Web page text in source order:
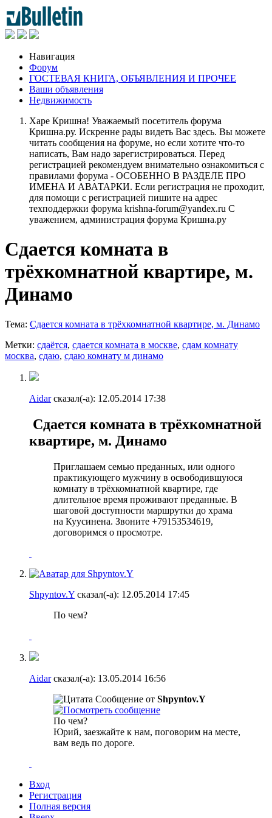
Навигация
Форум
ГОСТЕВАЯ КНИГА, ОБЪЯВЛЕНИЯ И ПРОЧЕЕ
Ваши объявления
Недвижимость
Харе Кришна! Уважаемый посетитель форума
Кришна.ру. Искренне рады видеть Вас здесь. Вы можете
читать сообщения на форуме, но если хотите что-то
написать, Вам надо зарегистрироваться. Перед
регистрацией рекомендуем внимательно ознакомиться с
правилами форума - ОСОБЕННО В РАЗДЕЛЕ ПРО
ИМЕНА И АВАТАРКИ. Если регистрация не проходит,
для помощи с регистрацией пишите на адрес
техподдержки форума krishna-forum@yandex.ru С
уважением, администрация форума Кришна.ру
Сдается комната в
трёхкомнатной квартире, м.
Динамо
Тема: Сдается комната в трёхкомнатной квартире, м. Динамо
Метки: сдаётся, сдается комната в москве, сдам комнату
москва, сдаю, сдаю комнату м динамо
Aidarсказал(-а): 12.05.2014 17:38
Сдается комната в трёхкомнатной
квартире, м. Динамо
Приглашаем семью преданных, или одного
практикующего мужчину в освободившуюся
комнату в трёхкомнатной квартире, где
длительное время проживают преданные. В
шаговой доступности маршрутки до храма
на Куусинена. Звоните +79153534619,
договоримся о просмотре.
Shpyntov.Y сказал(-а): 12.05.2014 17:45
По чем?
Aidarсказал(-а): 13.05.2014 16:56
Сообщение от Shpyntov.Y
По чем?
Юрий, заезжайте к нам, поговорим на месте,
вам ведь по дороге.
Вход
Регистрация
Полная версия